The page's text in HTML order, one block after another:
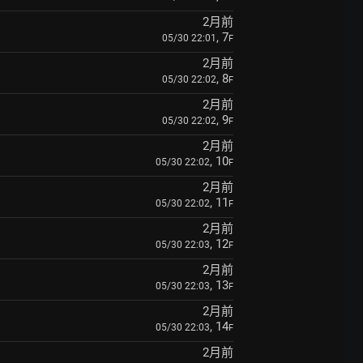
2月前
05/30 22:01 , 7F
2月前
05/30 22:02, 8F
2月前
05/30 22:02, 9F
2月前
05/30 22:02, 10F
2月前
05/30 22:02, 11 F
2月前
05/30 22:03, 12F
2月前
05/30 22:03, 13F
2月前
05/30 22:03, 14F
2月前